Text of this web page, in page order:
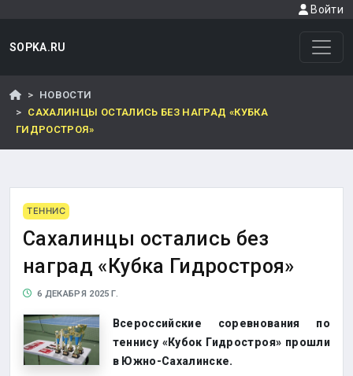
Войти
SOPKA.RU
НОВОСТИ
САХАЛИНЦЫ ОСТАЛИСЬ БЕЗ НАГРАД «КУБКА
ГИДРОСТРОЯ»
ТЕННИС
Сахалинцы остались без
наград «Кубка Гидростроя»
6 ДЕКАБРЯ 2025 Г.
Всероссийские соревнования по
теннису «Кубок Гидростроя» прошли
в Южно-Сахалинске.